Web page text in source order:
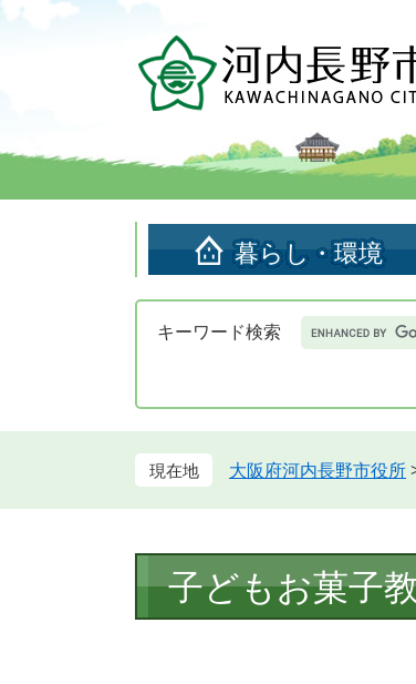
頭
す。
飛
し
暮らし・環境
キーワード検索 Google
カ
検
大阪府河内長野市役所
文
子どもお菓子